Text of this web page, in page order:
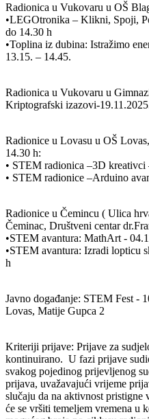
Radionica u Vukovaru u OŠ
•LEGOtronika – Klikni, Spoji,
do 14.30 h
•Toplina iz dubina: Istražimo
13.15. – 14.45.
Radionica u Vukovaru u
Kriptografski izazovi-
Radionice u Lovasu u OŠ
14.30 h:
• STEM radionica –3D
• STEM radionice –Arduino
Radionice u Čemincu ( Ulica
Čeminac, Društveni centar
•STEM avantura: MathArt -
•STEM avantura: Izradi lopticu
h
Javno događanje: STEM Fest -
Lovas, Matije Gupca 2
Kriteriji prijave: Prijave za
kontinuirano. U fazi prijave
svakog pojedinog prijevljenog
prijava, uvažavajući vrijeme
slučaju da na aktivnost
će se vršiti temeljem vremena u